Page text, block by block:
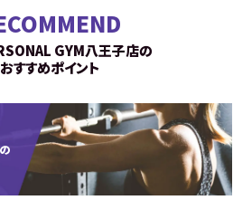
GYM八王子店の
おすすめポイント